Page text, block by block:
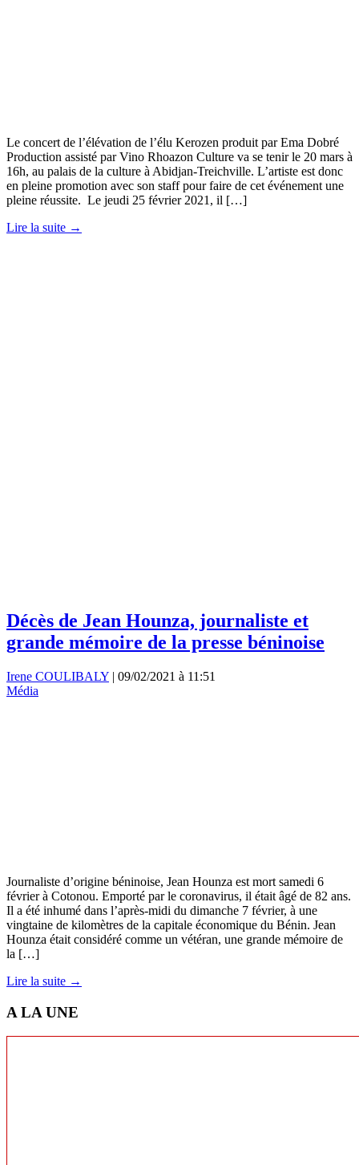
Le concert de l’élévation de l’élu Kerozen produit par Ema Dobré
Production assisté par Vino Rhoazon Culture va se tenir le 20 mars à
16h, au palais de la culture à Abidjan-Treichville. L’artiste est donc
en pleine promotion avec son staff pour faire de cet événement une
pleine réussite. Le jeudi 25 février 2021, il […]
Lire la suite →
Décès de Jean Hounza, journaliste et
grande mémoire de la presse béninoise
Irene COULIBALY | 09/02/2021 à 11:51
Média
Journaliste d’origine béninoise, Jean Hounza est mort samedi 6
février à Cotonou. Emporté par le coronavirus, il était âgé de 82 ans.
Il a été inhumé dans l’après-midi du dimanche 7 février, à une
vingtaine de kilomètres de la capitale économique du Bénin. Jean
Hounza était considéré comme un vétéran, une grande mémoire de
la […]
Lire la suite →
A LA UNE